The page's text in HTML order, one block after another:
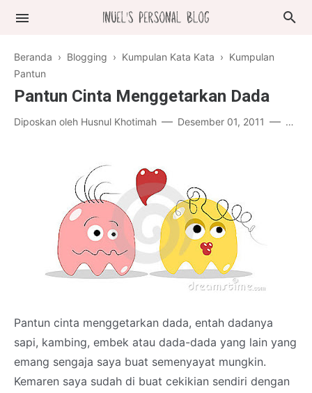
Beranda › Blogging › Kumpulan Kata Kata › Kumpulan
Pantun
Pantun Cinta Menggetarkan Dada
Diposkan oleh Husnul Khotimah Desember 01, 2011 12
Pantun cinta menggetarkan dada, entah dadanya
sapi, kambing, embek atau dada-dada yang lain yang
emang sengaja saya buat semenyayat mungkin.
Kemaren saya sudah di buat cekikian sendiri dengan